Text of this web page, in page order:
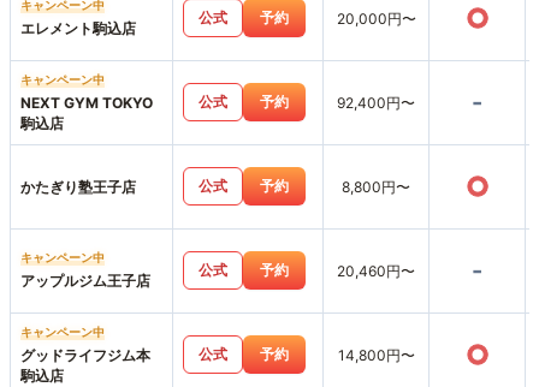
キャンペーン中
エレメント駒込店
公式 予約 20,000円〜 ○
キャンペーン中
NEXT GYM TOKYO
駒込店
公式 予約 92,400円〜 -
かたぎり塾王子店 公式 予約 8,800円〜 ○
キャンペーン中
アップルジム王子店
公式 予約 20,460円〜 -
キャンペーン中
グッドライフジム本
駒込店
公式 予約 14,800円〜 ○